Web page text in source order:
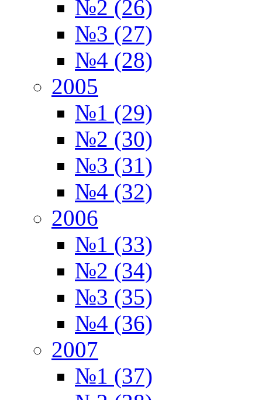
№2 (26)
№3 (27)
№4 (28)
2005
№1 (29)
№2 (30)
№3 (31)
№4 (32)
2006
№1 (33)
№2 (34)
№3 (35)
№4 (36)
2007
№1 (37)